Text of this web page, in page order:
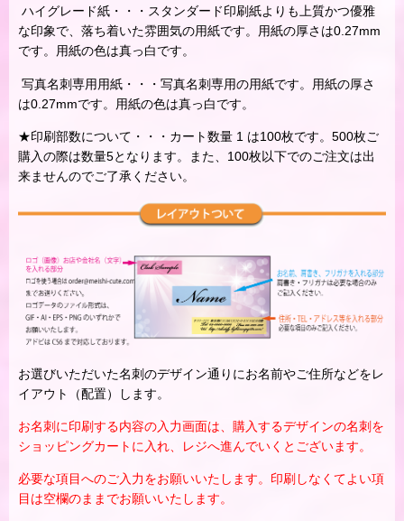
ハイグレード紙・・・スタンダード印刷紙よりも上質かつ優雅
な印象で、落ち着いた雰囲気の用紙です。用紙の厚さは0.27mm
です。用紙の色は真っ白です。
写真名刺専用用紙・・・写真名刺専用の用紙です。用紙の厚さ
は0.27mmです。用紙の色は真っ白です。
★印刷部数について・・・カート数量 1 は100枚です。500枚ご
購入の際は数量5となります。また、100枚以下でのご注文は出
来ませんのでご了承ください。
お選びいただいた名刺のデザイン通りにお名前やご住所などをレ
イアウト（配置）します。
お名刺に印刷する内容の入力画面は、購入するデザインの名刺を
ショッピングカートに入れ、レジへ進んでいくとございます。
必要な項目へのご入力をお願いいたします。印刷しなくてよい項
目は空欄のままでお願いいたします。